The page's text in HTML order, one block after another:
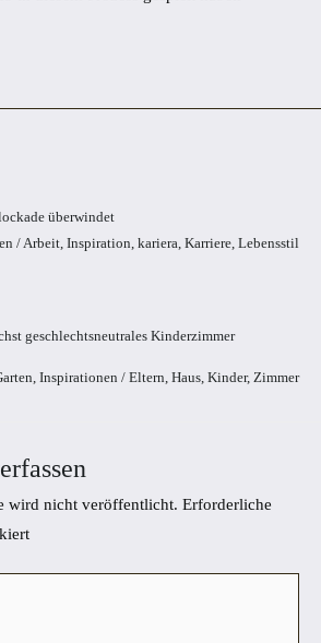
überwindet
/ Arbeit Inspiration kariera Karriere Lebensstil
geschlechtsneutrales Kinderzimmer
, Inspirationen / Eltern, Haus, Kinder, Zimmer
wird nicht veröffentlicht. Erforderliche